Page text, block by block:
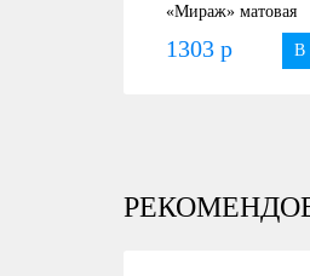
«Мираж» матовая
В
1303 р